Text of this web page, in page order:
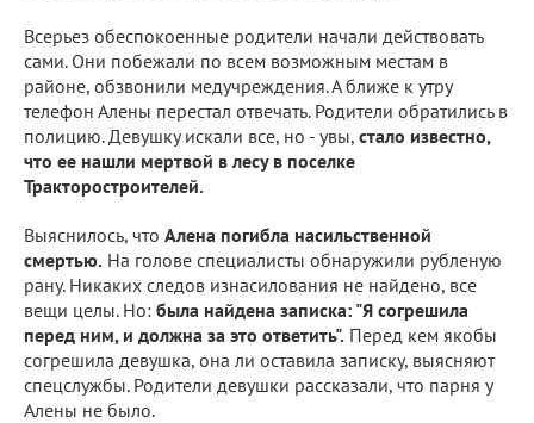
Всерьез обеспокоенные родители начали действовать
сами. Они побежали по всем возможным местам в
районе, обзвонили медучреждения. А ближе к утру
телефон Алены перестал отвечать. Родители обратились в
полицию. Девушку искали все, но - увы, стало известно,
что ее нашли мертвой в лесу в поселке
Тракторостроителей.
Выяснилось, что Алена погибла насильственной
смертью. На голове специалисты обнаружили рубленую
рану. Никаких следов изнасилования не найдено, все
вещи целы. Но: была найдена записка: "Я согрешила
перед ним, и должна за это ответить". Перед кем якобы
согрешила девушка, она ли оставила записку, выясняют
спецслужбы. Родители девушки рассказали, что парня у
Алены не было.